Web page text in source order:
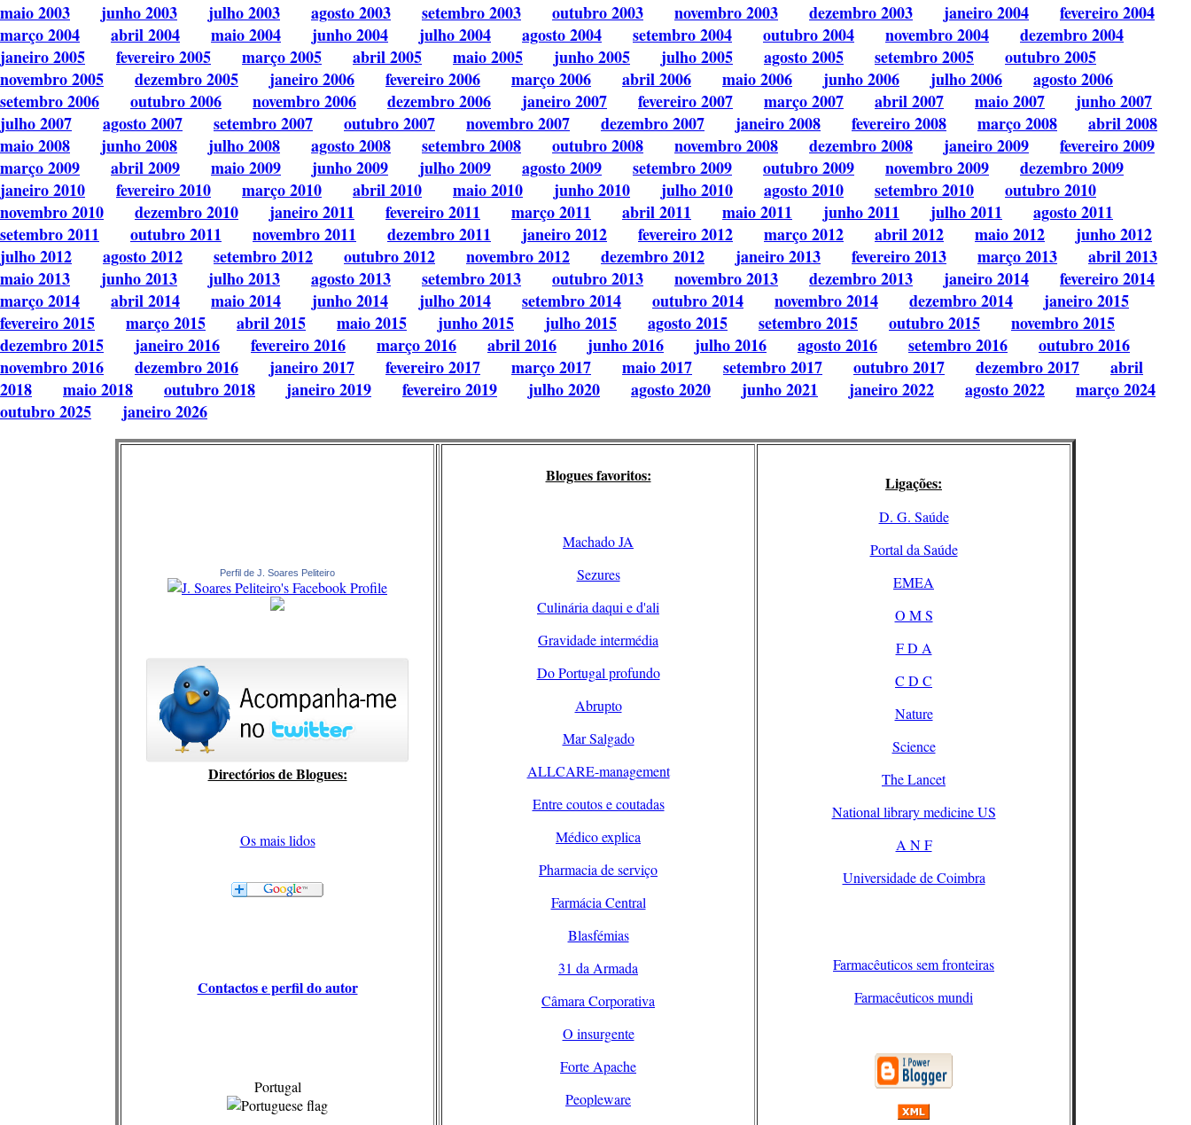
maio 2003 junho 2003 julho 2003 agosto 2003 setembro 2003 outubro 2003 novembro 2003 dezembro 2003 janeiro 2004
fevereiro 2004
março 2004
abril 2004 maio 2004 junho 2004 julho 2004 agosto 2004 setembro 2004 outubro 2004 novembro 2004
dezembro 2004
janeiro 2005
fevereiro 2005 março 2005 abril 2005 maio 2005 junho 2005 julho 2005 agosto 2005 setembro 2005
outubro 2005
novembro 2005
dezembro 2005 janeiro 2006 fevereiro 2006 março 2006 abril 2006 maio 2006 junho 2006 julho 2006
agosto 2006
setembro 2006
outubro 2006 novembro 2006 dezembro 2006 janeiro 2007 fevereiro 2007 março 2007 abril 2007 maio 2007
junho 2007
julho 2007
agosto 2007 setembro 2007 outubro 2007 novembro 2007 dezembro 2007 janeiro 2008 fevereiro 2008 março 2008
abril 2008
maio 2008
junho 2008 julho 2008 agosto 2008 setembro 2008 outubro 2008 novembro 2008 dezembro 2008 janeiro 2009
fevereiro 2009
março 2009
abril 2009 maio 2009 junho 2009 julho 2009 agosto 2009 setembro 2009 outubro 2009 novembro 2009
dezembro 2009
janeiro 2010
fevereiro 2010 março 2010 abril 2010 maio 2010 junho 2010 julho 2010 agosto 2010 setembro 2010
outubro 2010
novembro 2010
dezembro 2010 janeiro 2011 fevereiro 2011 março 2011 abril 2011 maio 2011 junho 2011 julho 2011
agosto 2011
setembro 2011
outubro 2011 novembro 2011 dezembro 2011 janeiro 2012 fevereiro 2012 março 2012 abril 2012 maio 2012
junho 2012
julho 2012
agosto 2012 setembro 2012 outubro 2012 novembro 2012 dezembro 2012 janeiro 2013 fevereiro 2013 março 2013
abril 2013
maio 2013
junho 2013 julho 2013 agosto 2013 setembro 2013 outubro 2013 novembro 2013 dezembro 2013 janeiro 2014
fevereiro 2014
março 2014
abril 2014 maio 2014 junho 2014 julho 2014 setembro 2014 outubro 2014 novembro 2014 dezembro 2014
janeiro 2015
fevereiro 2015
março 2015 abril 2015 maio 2015 junho 2015 julho 2015 agosto 2015 setembro 2015 outubro 2015
novembro 2015
dezembro 2015
janeiro 2016 fevereiro 2016 março 2016 abril 2016 junho 2016 julho 2016 agosto 2016 setembro 2016
outubro 2016
novembro 2016
dezembro 2016 janeiro 2017 fevereiro 2017 março 2017 maio 2017 setembro 2017 outubro 2017 dezembro 2017
abril
2018
maio 2018 outubro 2018 janeiro 2019 fevereiro 2019 julho 2020 agosto 2020 junho 2021 janeiro 2022 agosto 2022
março 2024
outubro 2025
janeiro 2026
Perfil de J. Soares Peliteiro
Directórios de Blogues:
Os mais lidos
Contactos e perfil do autor
Portugal
Blogues favoritos:
Machado JA
Sezures
Culinária daqui e d'ali
Gravidade intermédia
Do Portugal profundo
Abrupto
Mar Salgado
ALLCARE-management
Entre coutos e coutadas
Médico explica
Pharmacia de serviço
Farmácia Central
Blasfémias
31 da Armada
Câmara Corporativa
O insurgente
Forte Apache
Peopleware
Ligações:
D. G. Saúde
Portal da Saúde
EMEA
O M S
F D A
C D C
Nature
Science
The Lancet
National library medicine US
A N F
Universidade de Coimbra
Farmacêuticos sem fronteiras
Farmacêuticos mundi